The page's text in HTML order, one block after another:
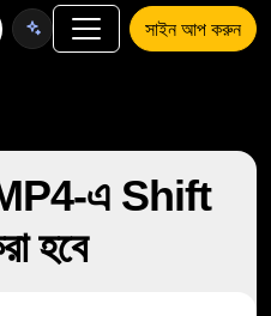
সাইন আপ করুন
এ Shift
হবে